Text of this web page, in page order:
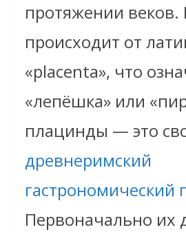
протяжении веков.
происходит от
«placenta», что
«лепёшка» или
плацинды — это
древнеримский
гастрономический
Первоначально их